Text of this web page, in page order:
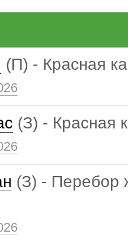
(П) - Красная
(З) - Красная
(З) - Перебор